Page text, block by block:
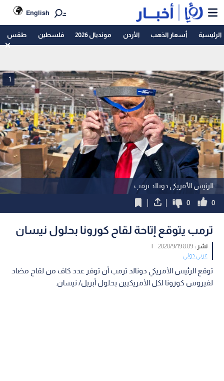
English
الرئيسية أسعار الذهب الأردن مونديال 2026 فلسطين طقس
الرئيس الأمريكي دونالد ترمب
1
0
0
ترمب يتوقع إتاحة لقاح كورونا بحلول نيسان
نشر :8:09 2020/9/19
|
عربي دولي
توقع الرئيس الأمريكي دونالد ترمب أن توفر عدد كاف من لقاح مضاد
لفيروس كورونا لكل الأمريكيين بحلول أبريل/ نيسان.